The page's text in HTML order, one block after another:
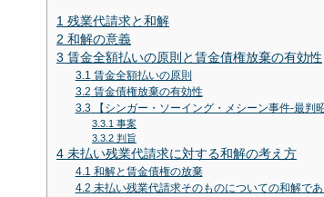
1 残業代請求と和解
2 和解の意義
3 賃金全額払いの原則と賃金債権放棄の有効性
3.1 賃金全額払いの原則
3.2 賃金債権放棄の有効性
3.3【シンガー・ソーイング・メシーン事件‐最判
3.3.1 事案
3.3.2判旨
4 未払い残業代請求に対する和解の考え方
4.1 和解と賃金債権の放棄
4.2 未払い残業代請求そのものについての和解で